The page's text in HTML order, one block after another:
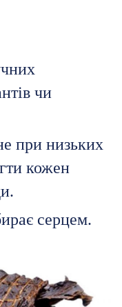
чи
при низьких
кожен
серцем.